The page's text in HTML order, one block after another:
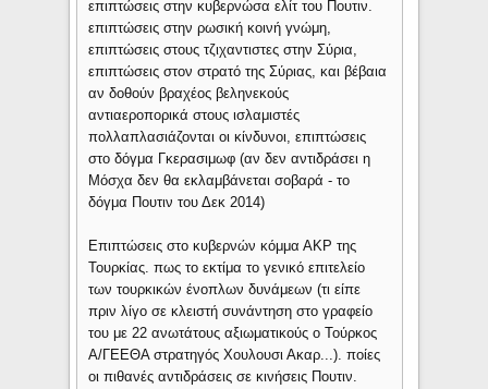
επιπτώσεις στην κυβερνώσα ελίτ του Πουτιν.
επιπτώσεις στην ρωσική κοινή γνώμη,
επιπτώσεις στους τζιχαντιστες στην Σύρια,
επιπτώσεις στον στρατό της Σύριας, και βέβαια
αν δοθούν βραχέος βεληνεκούς
αντιαεροπορικά στους ισλαμιστές
πολλαπλασιάζονται οι κίνδυνοι, επιπτώσεις
στο δόγμα Γκερασιμωφ (αν δεν αντιδράσει η
Μόσχα δεν θα εκλαμβάνεται σοβαρά - το
δόγμα Πουτιν του Δεκ 2014)
Επιπτώσεις στο κυβερνών κόμμα ΑΚΡ της
Τουρκίας. πως το εκτίμα το γενικό επιτελείο
των τουρκικών ένοπλων δυνάμεων (τι είπε
πριν λίγο σε κλειστή συνάντηση στο γραφείο
του με 22 ανωτάτους αξιωματικούς ο Τούρκος
Α/ΓΕΕΘΑ στρατηγός Χουλουσι Ακαρ...). ποίες
οι πιθανές αντιδράσεις σε κινήσεις Πουτιν.